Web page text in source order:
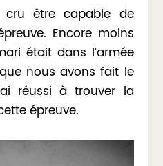
cru être capable de
Encore moins
était dans l’armée
nous avons fait le
réussi à trouver la
épreuve.